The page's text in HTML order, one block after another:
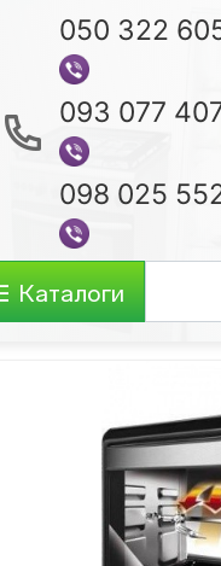
050 322
093 077
098 025
Каталоги
Ноутбуки
Акустические
Встраиваемая